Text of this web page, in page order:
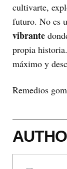
cultivarte,
futuro. No es
vibrante
propia
máximo y
Remedios